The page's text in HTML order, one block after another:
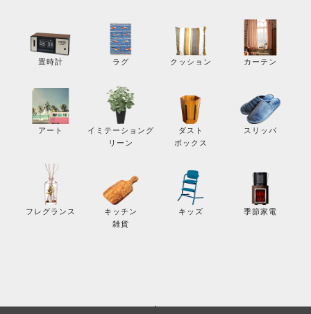
置時計 ラグ クッション カーテン
アート
イミテーショング
リーン
ダスト
ボックス
スリッパ
フレグランス
キッチン
雑貨
キッズ 季節家電